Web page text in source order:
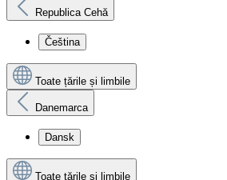
Republica Cehă
Čeština
Toate țările și limbile
Danemarca
Dansk
Toate țările și limbile